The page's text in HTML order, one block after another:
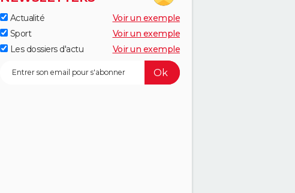
Actualité
Voir un exemple
Sport
Voir un exemple
Les dossiers d'actu
Voir un exemple